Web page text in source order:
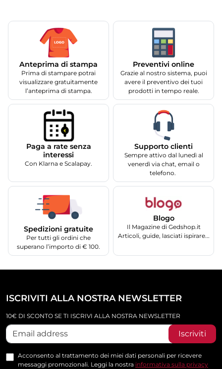
Anteprima di stampa
Prima di stampare potrai
visualizzare gratuitamente
l’anteprima di stampa.
Preventivi online
Grazie al nostro sistema, puoi
avere il preventivo dei tuoi
prodotti in tempo reale.
Paga a rate senza
interessi
Con Klarna e Scalapay.
Supporto clienti
Sempre attivo dal lunedì al
venerdì via chat, email o
telefono.
Spedizioni gratuite
Per tutti gli ordini che
superano l’importo di € 100.
Blogo
Il Magazine di Gedshop.it
Articoli, guide, lasciati ispirare...
ISCRIVITI ALLA NOSTRA NEWSLETTER
10€ DI SCONTO SE TI ISCRIVI ALLA NOSTRA NEWSLETTER
Iscriviti
Acconsento al trattamento dei miei dati personali per ricevere
messaggi promozionali. Leggi la nostra informativa sulla privacy